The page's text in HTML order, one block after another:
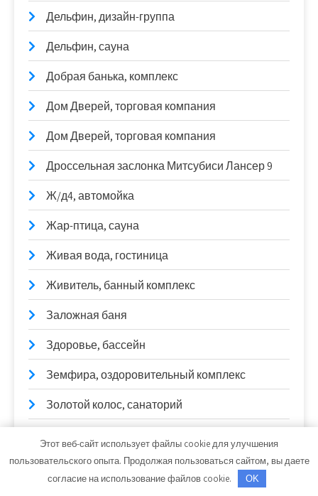
Дельфин, дизайн-группа
Дельфин, сауна
Добрая банька, комплекс
Дом Дверей, торговая компания
Дом Дверей, торговая компания
Дроссельная заслонка Митсубиси Лансер 9
Ж/д4, автомойка
Жар-птица, сауна
Живая вода, гостиница
Живитель, банный комплекс
Заложная баня
Здоровье, бассейн
Земфира, оздоровительный комплекс
Золотой колос, санаторий
Иван Купала, гостевой дом-баня
Этот веб-сайт использует файлы cookie для улучшения
пользовательского опыта. Продолжая пользоваться сайтом, вы даете
согласие на использование файлов cookie.
OK